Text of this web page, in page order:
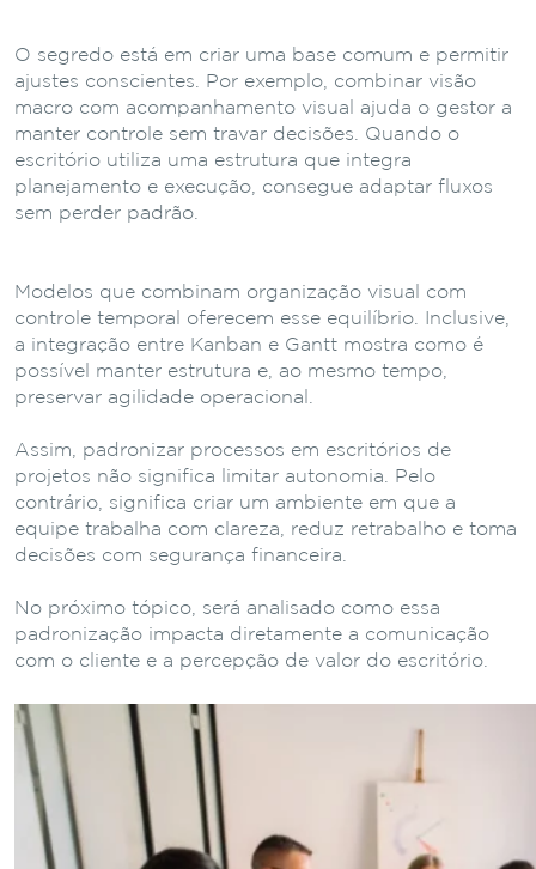
O segredo está em criar uma base comum e permitir
ajustes conscientes. Por exemplo, combinar visão
macro com acompanhamento visual ajuda o gestor a
manter controle sem travar decisões. Quando o
escritório utiliza uma estrutura que integra
planejamento e execução, consegue adaptar fluxos
sem perder padrão.
Modelos que combinam organização visual com
controle temporal oferecem esse equilíbrio. Inclusive,
a integração entre Kanban e Gantt mostra como é
possível manter estrutura e, ao mesmo tempo,
preservar agilidade operacional.
Assim, padronizar processos em escritórios de
projetos não significa limitar autonomia. Pelo
contrário, significa criar um ambiente em que a
equipe trabalha com clareza, reduz retrabalho e toma
decisões com segurança financeira.
No próximo tópico, será analisado como essa
padronização impacta diretamente a comunicação
com o cliente e a percepção de valor do escritório.